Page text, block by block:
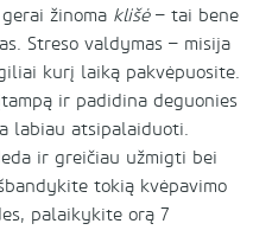
žinoma klišė– tai bene
Streso valdymas – misija
kurį laiką pakvėpuosite.
ir padidina deguonies
labiau atsipalaiduoti.
ir greičiau užmigti bei
tokią kvėpavimo
palaikykite orą 7